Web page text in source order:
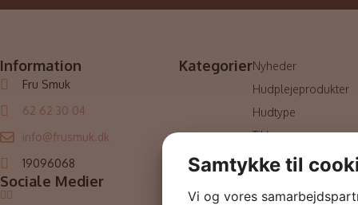
Information
Fru Smuk
62 62 30 04
info@frusmuk.dk
19096068
Sociale Medier
KategorierNyheder
Hudplejeprodukter
Hudtype
Til ham
PHformula
Samtykke til
Vi og vores